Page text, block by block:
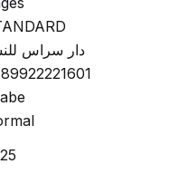
دار سراس